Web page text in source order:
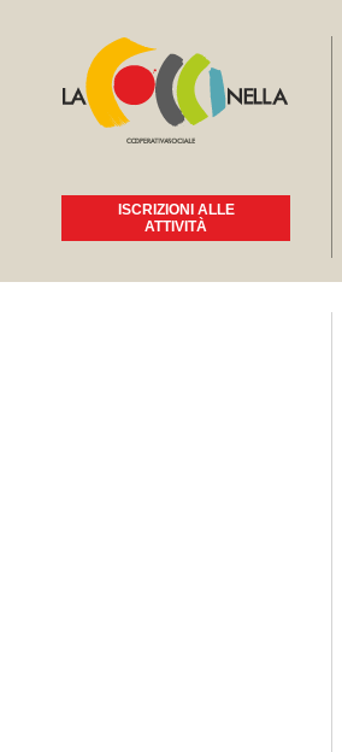
ISCRIZIONI ALLE
ATTIVITÀ